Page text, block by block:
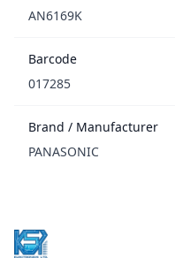
AN6169K
Barcode
017285
Brand / Manufacturer
PANASONIC